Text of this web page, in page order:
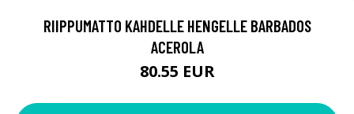
RIIPPUMATTO KAHDELLE HENGELLE BARBADOS
ACEROLA
80.55 EUR